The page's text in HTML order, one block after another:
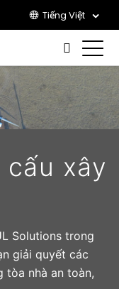
Tiếng Việt
xây
Solutions trong
giải quyết các
tòa nhà an toàn,